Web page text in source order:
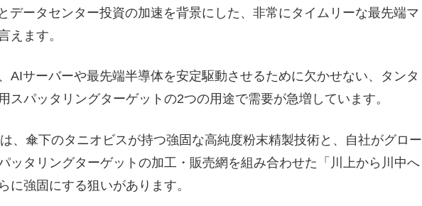
ータセンター投資の加速を背景にした、非常にタイムリーな最先端マ
えます。
AIサーバーや最先端半導体を安定駆動させるために欠かせない、タンタ
スパッタリングターゲットの2つの用途で需要が急増しています。
、傘下のタニオビスが持つ強固な高純度粉末精製技術と、自社がグロー
ッタリングターゲットの加工・販売網を組み合わせた「川上から川中へ
に強固にする狙いがあります。